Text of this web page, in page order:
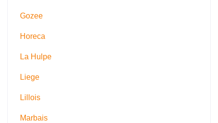
Gozee
Horeca
La Hulpe
Liege
Lillois
Marbais